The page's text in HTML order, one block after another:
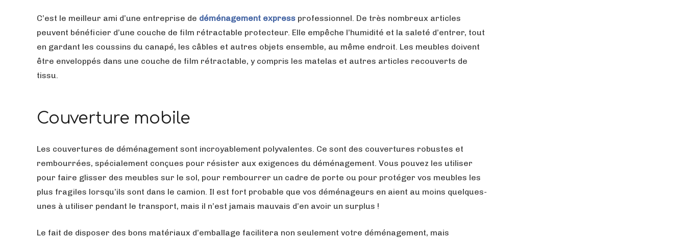
C’est le meilleur ami d’une entreprise de déménagement express professionnel. De très nombreux articles
peuvent bénéficier d’une couche de film rétractable protecteur. Elle empêche l’humidité et la saleté d’entrer, tout
en gardant les coussins du canapé, les câbles et autres objets ensemble, au même endroit. Les meubles doivent
être enveloppés dans une couche de film rétractable, y compris les matelas et autres articles recouverts de
tissu.
Couverture mobile
Les couvertures de déménagement sont incroyablement polyvalentes. Ce sont des couvertures robustes et
rembourrées, spécialement conçues pour résister aux exigences du déménagement. Vous pouvez les utiliser
pour faire glisser des meubles sur le sol, pour rembourrer un cadre de porte ou pour protéger vos meubles les
plus fragiles lorsqu’ils sont dans le camion. Il est fort probable que vos déménageurs en aient au moins quelques-
unes à utiliser pendant le transport, mais il n’est jamais mauvais d’en avoir un surplus !
Le fait de disposer des bons matériaux d’emballage facilitera non seulement votre déménagement, mais